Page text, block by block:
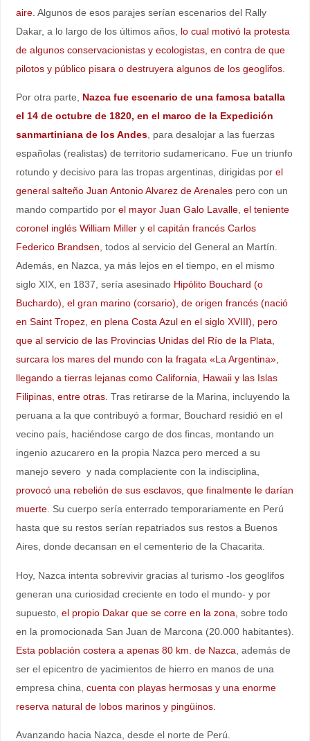
aire. Algunos de esos parajes serían escenarios del Rally
Dakar, a lo largo de los últimos años, lo cual motivó la protesta
de algunos conservacionistas y ecologistas, en contra de que
pilotos y público pisara o destruyera algunos de los geoglifos.
Por otra parte, Nazca fue escenario de una famosa batalla
el 14 de octubre de 1820, en el marco de la Expedición
sanmartiniana de los Andes, para desalojar a las fuerzas
españolas (realistas) de territorio sudamericano. Fue un triunfo
rotundo y decisivo para las tropas argentinas, dirigidas por el
general salteño Juan Antonio Alvarez de Arenalespero con un
mando compartido por el mayor Juan Galo Lavalle, el teniente
coronel inglés William Millery el capitán francés Carlos
Federico Brandsen , todos al servicio del General an Martín.
Además, en Nazca, ya más lejos en el tiempo, en el mismo
siglo XIX, en 1837, sería asesinado Hipólito Bouchard (o
Buchardo), el gran marino (corsario), de origen francés (nació
en Saint Tropez, en plena Costa Azul en el siglo XVIII), pero
que al servicio de las Provincias Unidas del Río de la Plata,
surcara los mares del mundo con la fragata «La Argentina»,
llegando a tierras lejanas como California, Hawaii y las Islas
Filipinas, entre otras. Tras retirarse de la Marina, incluyendo la
peruana a la que contribuyó a formar, Bouchard residió en el
vecino país, haciéndose cargo de dos fincas, montando un
ingenio azucarero en la propia Nazca pero merced a su
manejo severo y nada complaciente con la indisciplina,
provocó una rebelión de sus esclavos, que finalmente le darían
muerte. Su cuerpo sería enterrado temporariamente en Perú
hasta que su restos serían repatriados sus restos a Buenos
Aires, donde decansan en el cementerio de la Chacarita.
Hoy, Nazca intenta sobrevivir gracias al turismo -los geoglifos
generan una curiosidad creciente en todo el mundo- y por
supuesto, el propio Dakar que se corre en la zona, sobre todo
en la promocionada San Juan de Marcona (20.000 habitantes).
Esta población costera a apenas 80 km. de Nazca , además de
ser el epicentro de yacimientos de hierro en manos de una
empresa china, cuenta con playas hermosas y una enorme
reserva natural de lobos marinos y pingüinos.
Avanzando hacia Nazca, desde el norte de Perú.